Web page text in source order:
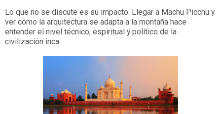
Lo que no se discute es su impacto. Llegar a Machu Picchu y
ver cómo la arquitectura se adapta a la montaña hace
entender el nivel técnico, espiritual y político de la
civilización inca.